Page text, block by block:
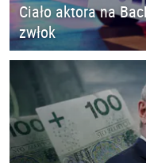
Ciało aktora na
zwłok